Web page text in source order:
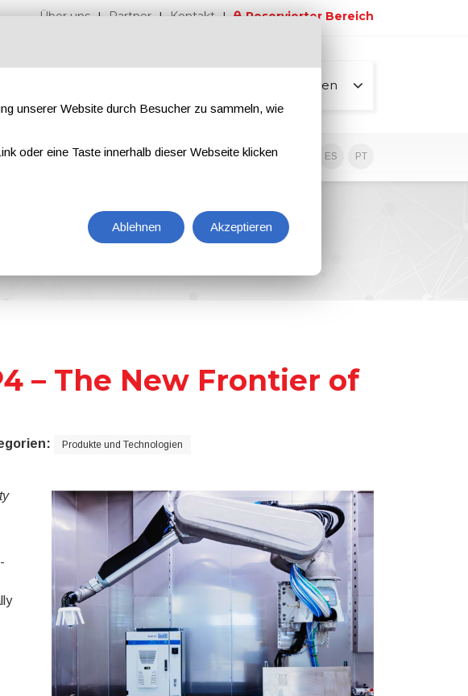
Über uns Partner Kontakt Reservierter Bereich
Alle Seiten
EN IT ES PT
– The New Frontier of
Produkte und Technologien
unserer Website durch Besucher zu sammeln, wie
oder eine Taste innerhalb dieser Webseite klicken
Ablehnen Akzeptieren